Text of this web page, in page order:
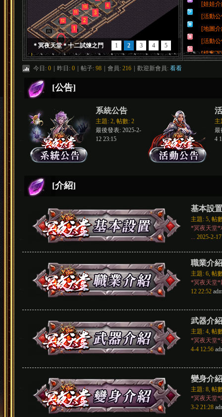
夜 1 2 3 4 5
＊冥夜天堂＊十二試煉之門
[娃娃
[活動
[地圖
[活動
[檔案
今日: 0 昨日: 0 帖子: 98 會員: 216 歡迎新會員: 看看
[公告]
系統公告
主題: 2, 帖數: 2
最後發表: 2025-2-
12 23:15
主
最
4
[介紹]
基本設置
主題: 5, 帖
*冥夜天堂*
... 2025-2-
職業介紹
主題: 6, 帖
*冥夜天堂*
12 22:52
武器介紹
主題: 4, 帖
*冥夜天堂*
4-4 12:56
變身介紹
主題: 8, 帖
*冥夜天堂*
3-2 21:28